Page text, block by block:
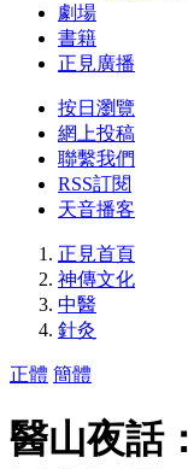
劇場
書籍
正見廣播
按日瀏覽
網上投稿
聯繫我們
RSS訂閱
天音播客
正見首頁
神傳文化
中醫
針灸
正體 簡體
醫山夜話